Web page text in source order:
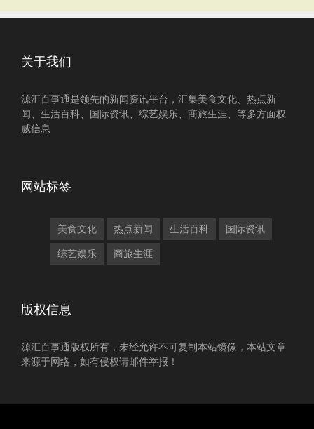
关于我们
源汇百事通是领先的新闻资讯平台，汇集美食文化、热点新
闻、生活百科、国际资讯、综艺娱乐、商旅生涯、等多方面权
威信息
网站标签
美食文化 热点新闻 生活百科 国际资讯
综艺娱乐 商旅生涯
版权信息
源汇百事通版权所有，未经允许不可复制本站镜像，本站文章
来源于网络，如有侵权请邮件举报！